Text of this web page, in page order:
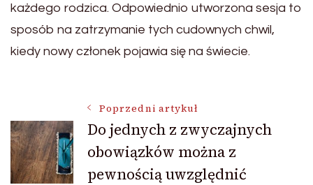
każdego rodzica. Odpowiednio utworzona sesja to
sposób na zatrzymanie tych cudownych chwil,
kiedy nowy członek pojawia się na świecie.
Nawigacja
wpisu
Poprzedni artykuł
Do jednych z zwyczajnych
obowiązków można z
pewnością uwzględnić